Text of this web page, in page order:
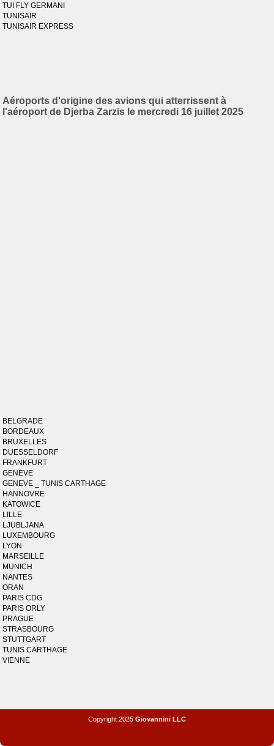
TUI FLY GERMANI
TUNISAIR
TUNISAIR EXPRESS
Aéroports d'origine des avions qui atterrissent à
l'aéroport de Djerba Zarzis le mercredi 16 juillet 2025
BELGRADE
BORDEAUX
BRUXELLES
DUESSELDORF
FRANKFURT
GENEVE
GENEVE _ TUNIS CARTHAGE
HANNOVRE
KATOWICE
LILLE
LJUBLJANA
LUXEMBOURG
LYON
MARSEILLE
MUNICH
NANTES
ORAN
PARIS CDG
PARIS ORLY
PRAGUE
STRASBOURG
STUTTGART
TUNIS CARTHAGE
VIENNE
Copyright 2025 Giovannini LLC